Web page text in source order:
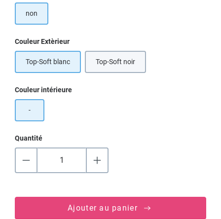
non
Sélectionnez
Couleur Extèrieur
Top-Soft blanc Top-Soft noir
Sélectionnez
Couleur intérieure
-
Quantité
Ajouter au panier